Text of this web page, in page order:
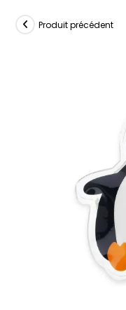
Produit précédent